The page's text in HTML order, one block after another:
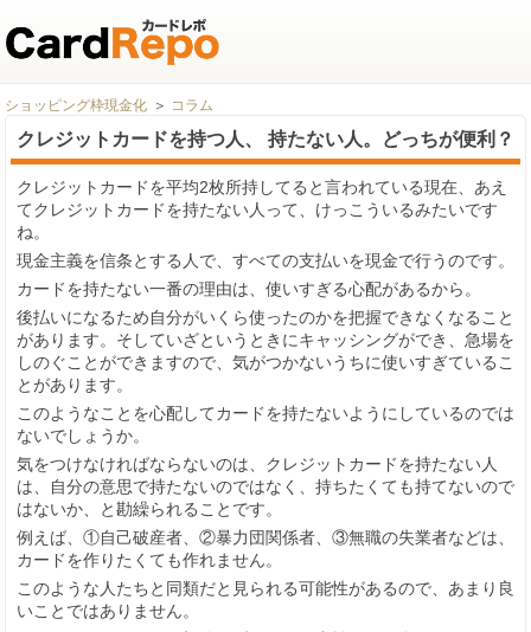
ショッピング枠現金化 コラム
クレジットカードを持つ人、 持たない人。どっちが便利？
クレジットカードを平均2枚所持してると言われている現在、あえ
てクレジットカードを持たない人って、けっこういるみたいです
ね。
現金主義を信条とする人で、すべての支払いを現金で行うのです。
カードを持たない一番の理由は、使いすぎる心配があるから。
後払いになるため自分がいくら使ったのかを把握できなくなること
があります。そしていざというときにキャッシングができ、急場を
しのぐことができますので、気がつかないうちに使いすぎているこ
とがあります。
このようなことを心配してカードを持たないようにしているのでは
ないでしょうか。
気をつけなければならないのは、クレジットカードを持たない人
は、自分の意思で持たないのではなく、持ちたくても持てないので
はないか、と勘繰られることです。
例えば、①自己破産者、②暴力団関係者、③無職の失業者などは、
カードを作りたくても作れません。
このような人たちと同類だと見られる可能性があるので、あまり良
いことではありません。